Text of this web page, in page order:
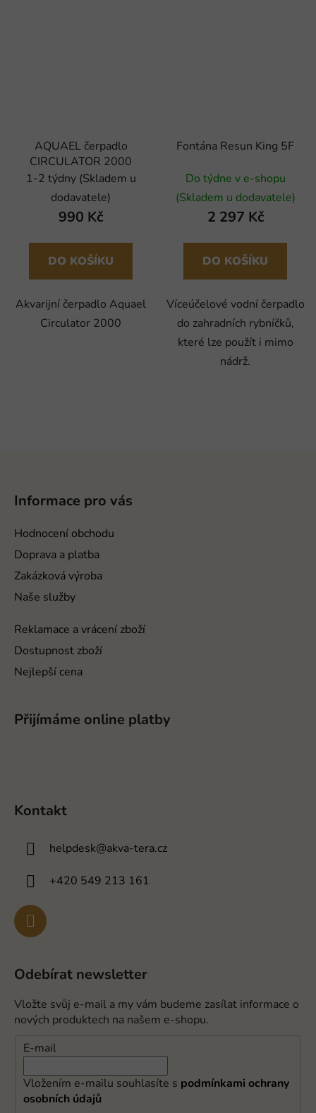
AQUAEL čerpadlo
CIRCULATOR 2000
1-2 týdny (Skladem u
dodavatele)
990 Kč
DO KOŠÍKU
Akvarijní čerpadlo Aquael
Circulator 2000
Fontána Resun King 5F
Do týdne v e-shopu
(Skladem u dodavatele)
2 297 Kč
DO KOŠÍKU
Víceúčelové vodní čerpadlo
do zahradních rybníčků,
které lze použít i mimo
nádrž.
Informace pro vás
Hodnocení obchodu
Doprava a platba
Zakázková výroba
Naše služby
Reklamace a vrácení zboží
Dostupnost zboží
Nejlepší cena
Přijímáme online platby
Kontakt
helpdesk@akva-tera.cz
+420 549 213 161
Odebírat newsletter
Vložte svůj e-mail a my vám budeme zasílat informace o
nových produktech na našem e-shopu.
E-mail
Vložením e-mailu souhlasíte s podmínkami ochrany
osobních údajů